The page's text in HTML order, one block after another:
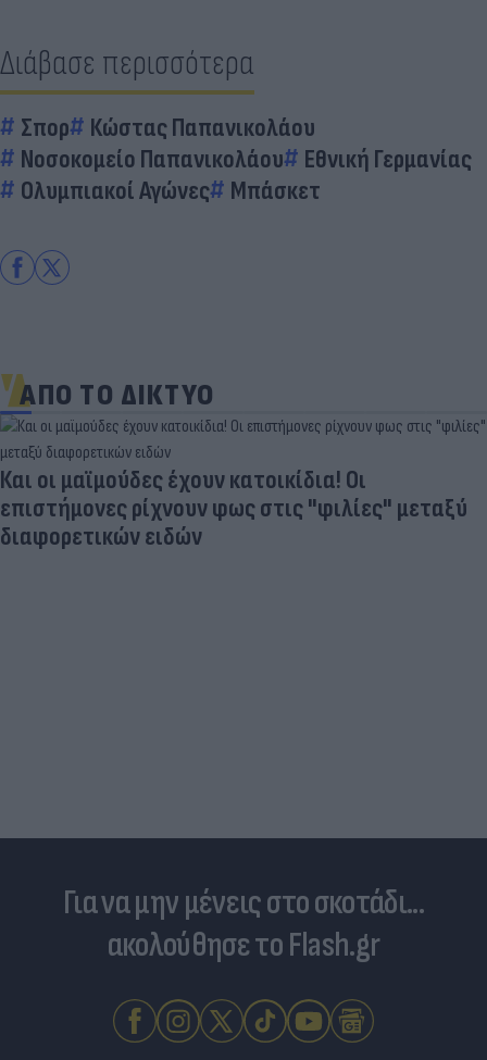
Διάβασε περισσότερα
Σπορ
Κώστας Παπανικολάου
Νοσοκομείο Παπανικολάου
Eθνική Γερμανίας
Ολυμπιακοί Αγώνες
Μπάσκετ
ΑΠΟ ΤΟ ΔΙΚΤΥΟ
Και οι μαϊμούδες έχουν κατοικίδια! Οι
επιστήμονες ρίχνουν φως στις "φιλίες" μεταξύ
διαφορετικών ειδών
Για να μην μένεις στο σκοτάδι...
ακολούθησε το Flash.gr